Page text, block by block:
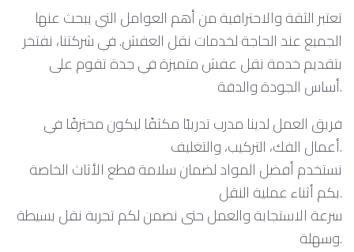
تعتبر الثقة والاحترافية من أهم العوامل التي يبحث عنها
الجميع عند الحاجة لخدمات نقل العفش. في شركتنا، نفتخر
بتقديم خدمة نقل عفش متميزة في جدة تقوم على
أساس الجودة والدقة.
أعمال الفك، التركيب، والتغليف.
نستخدم أفضل المواد لضمان سلامة قطع الأثاث الخاصة
بكم أثناء عملية النقل.
سرعة الاستجابة والعمل حتى نضمن لكم تجربة نقل بسيطة
وسهلة.